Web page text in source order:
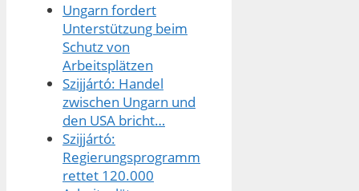
Ungarn fordert
Unterstützung beim
Schutz von
Arbeitsplätzen
Szijjártó: Handel
zwischen Ungarn und
den USA bricht…
Szijjártó:
Regierungsprogramm
rettet 120.000